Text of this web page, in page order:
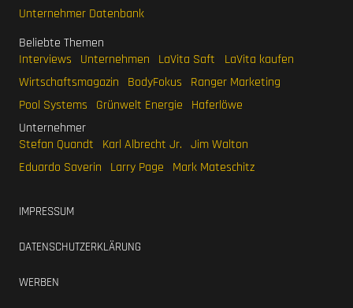
Unternehmer Datenbank
Beliebte Themen
Interviews
Unternehmen LaVita Saft
LaVita kaufen
Wirtschaftsmagazin
BodyFokus
Ranger Marketing
Pool Systems
Grünwelt Energie
Haferlöwe
Unternehmer
Stefan Quandt
Karl Albrecht Jr. Jim Walton
Eduardo Saverin
Larry Page Mark Mateschitz
IMPRESSUM
DATENSCHUTZERKLÄRUNG
WERBEN